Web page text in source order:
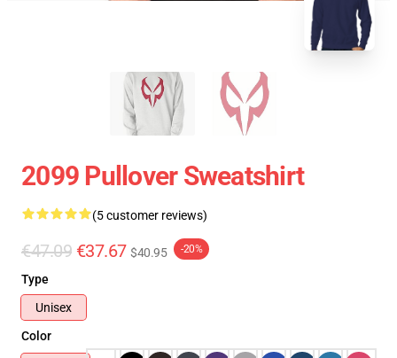
2099 Pullover Sweatshirt
(5 customer reviews)
€47.09 €37.67 $40.95 -20%
Type
Unisex
Color